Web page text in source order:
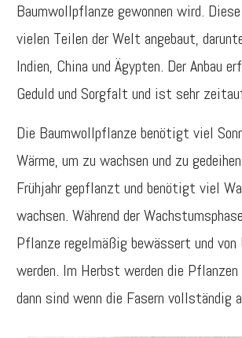
Baumwollpflanze gewonnen wird.
vielen Teilen der Welt angebaut,
Indien, China und Ägypten. Der Anbau
Geduld und Sorgfalt und ist sehr
Die Baumwollpflanze benötigt viel
Wärme, um zu wachsen und zu
Frühjahr gepflanzt und benötigt viel
wachsen. Während der
Pflanze regelmäßig bewässert und
werden. Im Herbst werden die
dann sind wenn die Fasern vollständig